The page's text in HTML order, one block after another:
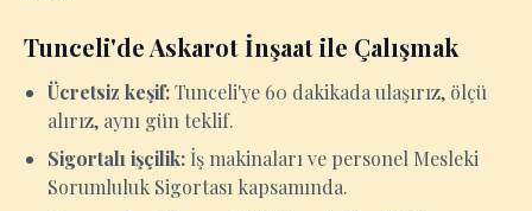
Tunceli'de Askarot İnşaat ile Çalışmak
Ücretsiz keşif:Tunceli'ye 60 dakikada ulaşırız, ölçü
alırız, aynı gün teklif.
Sigortalı işçilik: İş makinaları ve personel Mesleki
Sorumluluk Sigortası kapsamında.